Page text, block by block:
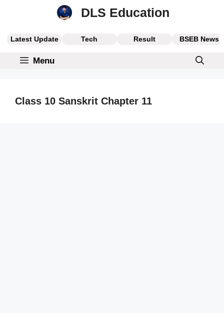
DLS Education
Latest Update Tech Result BSEB News
Menu
Class 10 Sanskrit Chapter 11